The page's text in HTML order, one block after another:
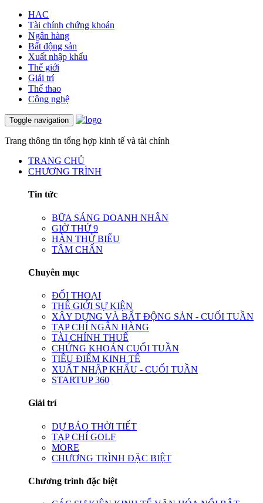
HAC
Tài chính chứng khoán
Ngân hàng
Bất động sản
Xuất nhập khẩu
Thế giới
Giải trí
Thể thao
Công nghệ
Toggle navigation
Trang thông tin tổng hợp kinh tế và tài chính
TRANG CHỦ
CHƯƠNG TRÌNH
Tin tức
BỮA SÁNG DOANH NHÂN
GIỜ THỨ 9
HÀN THỬ BIỂU
TÂM CHẤN
Chuyên mục
ĐỐI THOẠI
THẾ GIỚI SỰ KIỆN
XÂY DỰNG VÀ BẤT ĐỘNG SẢN - CUỐI TUẦN
TẠP CHÍ NGÂN HÀNG
TÀI CHÍNH THUẾ
CHỨNG KHOÁN CUỐI TUẦN
TIÊU ĐIỂM KINH TẾ
XUẤT NHẬP KHẨU - CUỐI TUẦN
STARTUP 360
Giải trí
DỰ BÁO THỜI TIẾT
TẠP CHÍ GOLF
MORE
CHƯƠNG TRÌNH ĐẶC BIỆT
Chương trình đặc biệt